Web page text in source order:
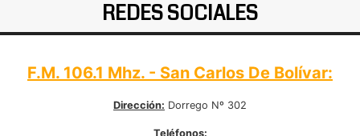
REDES SOCIALES
F.M. 106.1 Mhz. - San Carlos De Bolívar:
Dirección: Dorrego Nº 302
Teléfonos: